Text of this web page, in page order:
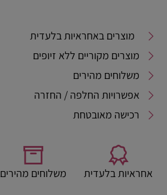
מוצרים באחראיות בלעדית
מוצרים מקוריים ללא זיופים
משלוחים מהירים
אפשרויות החלפה / החזרה
רכישה מאובטחת
אחראיות בלעדית משלוחים מהירים